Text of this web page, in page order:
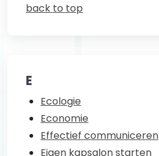
back to top
E
Ecologie
Economie
Effectief communiceren
Eigen kapsalon starten